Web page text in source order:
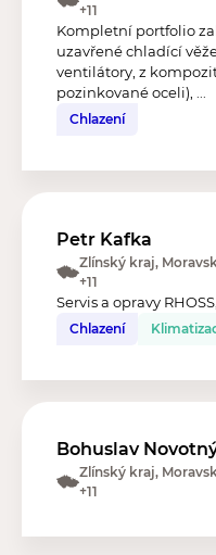
+11
Kompletní portfolio
uzavřené chladící
ventilátory, z
pozinkované oceli), ...
Chlazení
Petr Kafka
Zlínský kraj,
+11
Servis a opravy
Chlazení
Bohuslav
Zlínský kraj,
+11